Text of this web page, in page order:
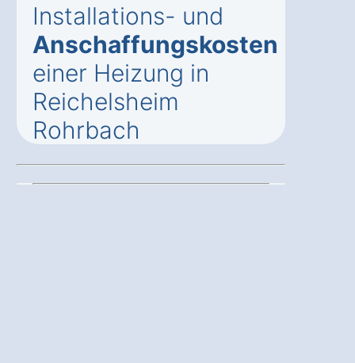
Installations- und
Anschaffungskosten
einer Heizung in
Reichelsheim
Rohrbach